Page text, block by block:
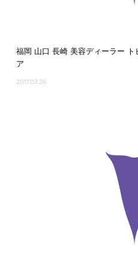
福岡 山口 長崎 美容ディーラー ト
ア
2017.03.26